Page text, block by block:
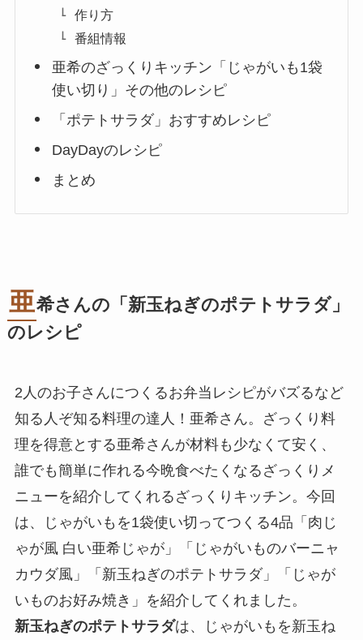
作り方
番組情報
亜希のざっくりキッチン「じゃがいも1袋
使い切り」その他のレシピ
「ポテトサラダ」おすすめレシピ
DayDayのレシピ
まとめ
亜希さんの「新玉ねぎのポテトサラダ」
のレシピ
2人のお子さんにつくるお弁当レシピがバズるなど
知る人ぞ知る料理の達人！亜希さん。ざっくり料
理を得意とする亜希さんが材料も少なくて安く、
誰でも簡単に作れる今晩食べたくなるざっくりメ
ニューを紹介してくれるざっくりキッチン。今回
は、じゃがいもを1袋使い切ってつくる4品「肉じ
ゃが風 白い亜希じゃが」「じゃがいものバーニャ
カウダ風」「新玉ねぎのポテトサラダ」「じゃが
いものお好み焼き」を紹介してくれました。
新玉ねぎのポテトサラダは、じゃがいもを新玉ね